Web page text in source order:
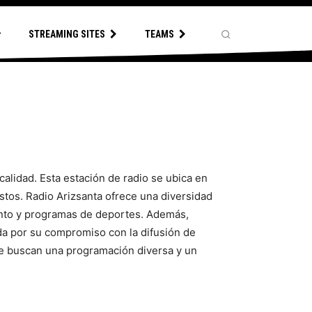
STREAMING SITES TEAMS
Esta estación de radio se ubica en
Radio Arizsanta ofrece una diversidad
y programas de deportes. Además,
por su compromiso con la difusión de
una programación diversa y un